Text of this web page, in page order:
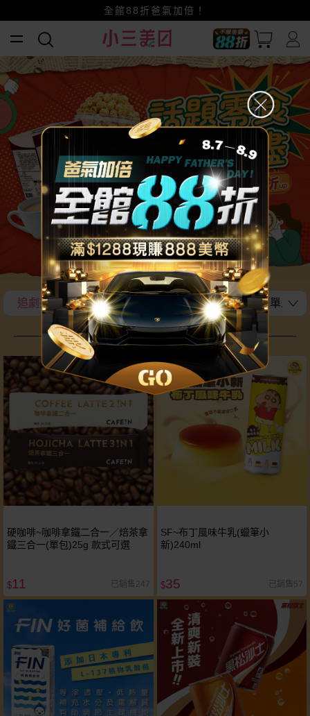
賺美幣~換好禮~立即換GO~
小三美日x全支付~美幣+全點折上折超划算
全館88折爸氣加倍！
追劇美食不藏私大公開 在家也能享受經典美味 簡單上桌~
追劇美食不藏私大公開
硬咖啡~咖啡拿鐵二合一／焙茶拿
鐵三合一(單包)25g 款式可選
$11 已銷售247
SF~布丁風味牛乳(蠟筆小
新)240ml
$35 已銷售57